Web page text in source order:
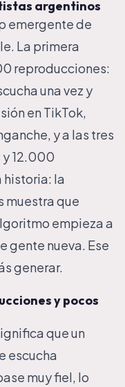
argentinos
emergente de
La primera
reproducciones:
una vez y
en TikTok,
y a las tres
12.000
historia: la
muestra que
empieza a
gente nueva. Ese
generar.
y pocos
que un
escucha
muy fiel, lo